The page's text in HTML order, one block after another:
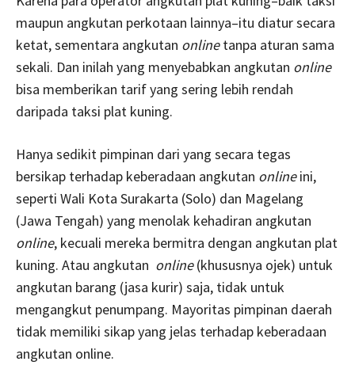
maupun angkutan perkotaan lainnya–itu diatur secara
ketat, sementara angkutan onlinetanpa aturan sama
sekali. Dan inilah yang menyebabkan angkutan online
bisa memberikan tarif yang sering lebih rendah
daripada taksi plat kuning.
Hanya sedikit pimpinan dari yang secara tegas
bersikap terhadap keberadaan angkutan onlineini,
seperti Wali Kota Surakarta (Solo) dan Magelang
(Jawa Tengah) yang menolak kehadiran angkutan
online, kecuali mereka bermitra dengan angkutan plat
kuning. Atau angkutan online(khususnya ojek) untuk
angkutan barang (jasa kurir) saja, tidak untuk
mengangkut penumpang. Mayoritas pimpinan daerah
tidak memiliki sikap yang jelas terhadap keberadaan
angkutan online.